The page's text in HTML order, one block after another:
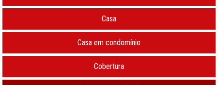
Casa
Casa em condomínio
Cobertura